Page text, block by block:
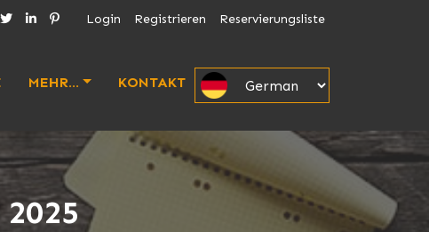
Login Registrieren Reservierungsliste
MEHR... KONTAKT